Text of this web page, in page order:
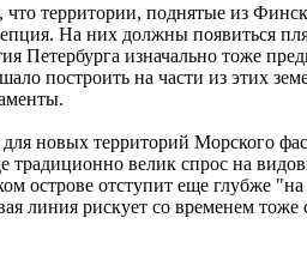
территории, поднятые из
На них должны появиться
Петербурга изначально тоже
построить на части из этих
новых территорий Морского
традиционно велик спрос на
острове отступит еще глубже
линия рискует со временем тоже